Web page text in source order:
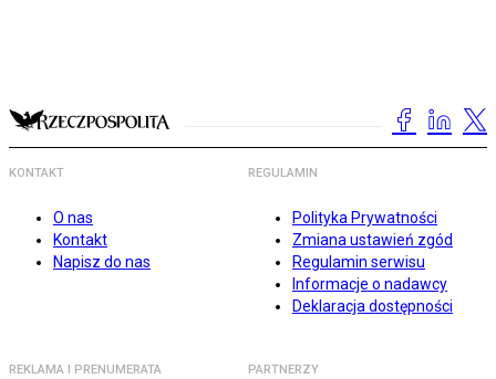
KONTAKT
O nas
Kontakt
Napisz do nas
REGULAMIN
Polityka Prywatności
Zmiana ustawień zgód
Regulamin serwisu
Informacje o nadawcy
Deklaracja dostępności
REKLAMA I PRENUMERATA PARTNERZY